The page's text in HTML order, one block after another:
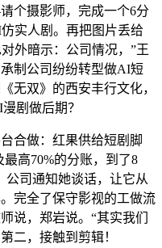
个摄影师，完成一个6分
实人剧。再把图片丢给
外暗示：公司情况，”王
制公司纷纷转型做AI短
无双》的西安丰行文化，
剧做后期？
做：红果供给短剧脚
高70%的分账，到了8
公司通知她谈话，让它从
完全了保守影视的工做流
说，郑岩说。“其实我们
二，接触到剪辑！